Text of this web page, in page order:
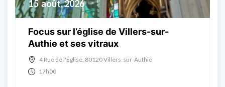
15 août, 2026
Focus sur l’église de Villers-sur-
Authie et ses vitraux
4 Rue de l'Église, 80120 Villers-sur-Authie
17h00